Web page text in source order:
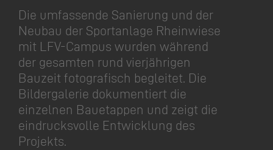
Die umfassende Sanierung und der
Neubau der Sportanlage Rheinwiese
mit LFV-Campus wurden während
der gesamten rund vierjährigen
Bauzeit fotografisch begleitet. Die
Bildergalerie dokumentiert die
einzelnen Bauetappen und zeigt die
eindrucksvolle Entwicklung des
Projekts.